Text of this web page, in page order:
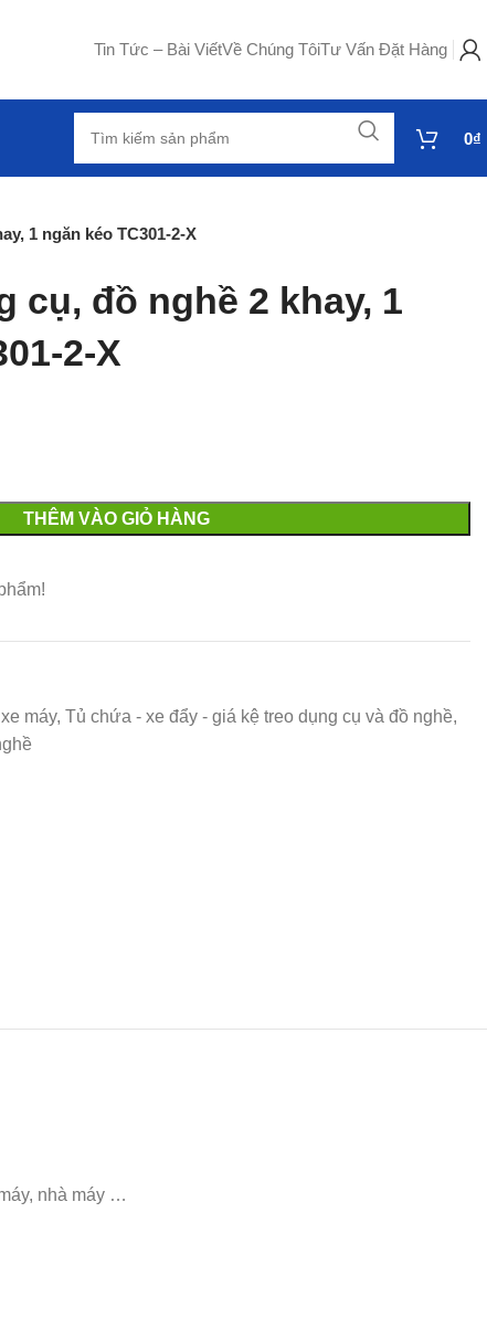
Tin Tức – Bài ViếtVề Chúng TôiTư Vấn Đặt Hàng
0₫
1 ngăn kéo TC301-2-X
cụ, đồ nghề 2 khay, 1
2-X
THÊM VÀO GIỎ HÀNG
máy, Tủ chứa - xe đẩy - giá kệ treo dụng cụ và đồ nghề,
nhà máy …